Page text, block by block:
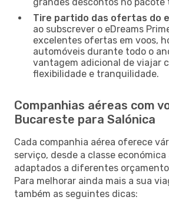
Tire partido das ofertas do
ao subscrever o eDreams
excelentes ofertas em voos,
automóveis durante todo o
vantagem adicional de viajar
flexibilidade e tranquilidade.
Companhias aéreas com
Bucareste para Salónica
Cada companhia aérea oferece
serviço, desde a classe
adaptados a diferentes
Para melhorar ainda mais a sua
também as seguintes dicas: